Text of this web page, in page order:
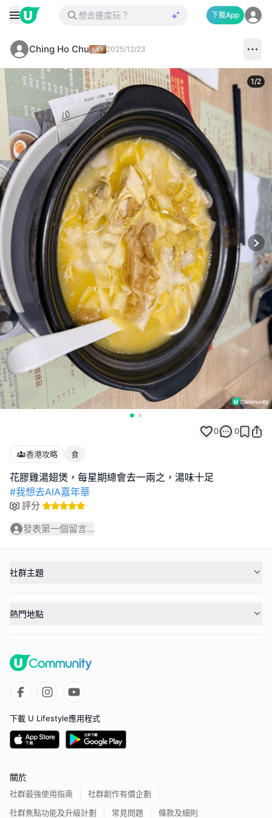
下載App
Ching Ho Chu 2025/12/23
1/2
0 0
香港攻略 食
#我想去AIA嘉年華
評分
發表第一個留言...
社群主題
熱門地點
下載 U Lifestyle應用程式
關於
社群最強使用指南
社群創作有價企劃
社群焦點功能及升級計劃
常見問題 條款及細則